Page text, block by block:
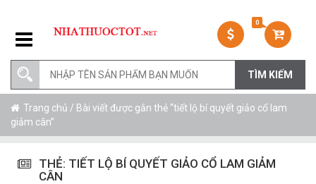
0
Trang chủ / Bài viết được gắn thẻ “tiết lộ bí quyết giảo cổ lam
giảm cân”
THẺ: TIẾT LỘ BÍ QUYẾT GIẢO CỔ LAM GIẢM
CÂN